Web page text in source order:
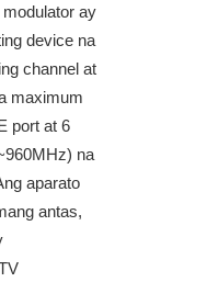
ay
device na
channel at
maximum
port at 6
na
aparato
antas,